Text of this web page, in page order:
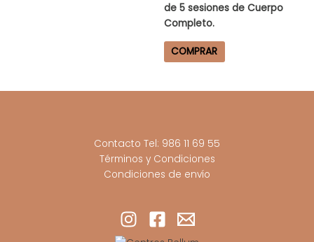
de 5 sesiones de Cuerpo
Completo.
COMPRAR
Contacto Tel: 986 11 69 55
Términos y Condiciones
Condiciones de envío